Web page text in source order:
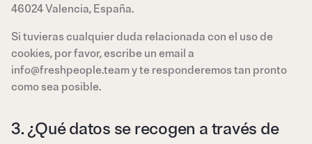
46024 Valencia, España.
Si tuvieras cualquier duda relacionada con el uso de
cookies, por favor, escribe un email a
info@freshpeople.team y te responderemos tan pronto
como sea posible.
3. ¿Qué datos se recogen a través de